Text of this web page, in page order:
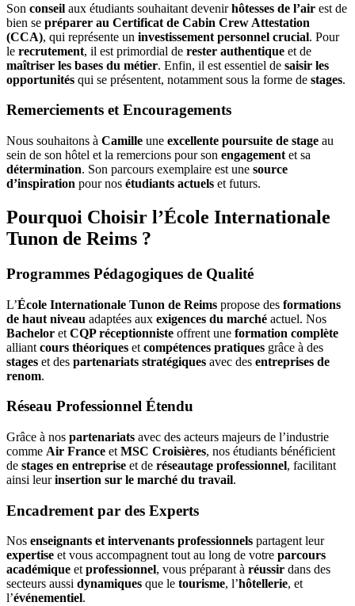
Son conseil aux étudiants souhaitant devenirhôtesses de l’air est de
bien se préparer au Certificat de Cabin Crew Attestation
(CCA), qui représente un investissement personnel crucial. Pour
le recrutement, il est primordial de rester authentique et de
maîtriser les bases du métier. Enfin, il est essentiel de saisir les
opportunités qui se présentent, notamment sous la forme de stages.
Remerciements et Encouragements
Nous souhaitons à Camille une excellente poursuite de stage au
sein de son hôtel et la remercions pour son engagement et sa
détermination. Son parcours exemplaire est une source
d’inspiration pour nos étudiants actuels et futurs.
Pourquoi Choisir l’École Internationale
Tunon de Reims ?
Programmes Pédagogiques de Qualité
L’École Internationale Tunon de Reims propose des formations
de haut niveau adaptées aux exigences du marché actuel. Nos
Bachelor et CQP réceptionniste offrent une formation complète
alliant cours théoriques et compétences pratiques grâce à des
stages et des partenariats stratégiques avec des entreprises de
renom.
Réseau Professionnel Étendu
Grâce à nos partenariats avec des acteurs majeurs de l’industrie
comme Air France et MSC Croisières, nos étudiants bénéficient
de stages en entreprise et de réseautage professionnel, facilitant
ainsi leurinsertion sur le marché du travail.
Encadrement par des Experts
Nos enseignants et intervenants professionnels partagent leur
expertise et vous accompagnent tout au long de votre parcours
académique etprofessionnel, vous préparant à réussir dans des
secteurs aussi dynamiques que le tourisme, l’hôtellerie, et
l’événementiel.